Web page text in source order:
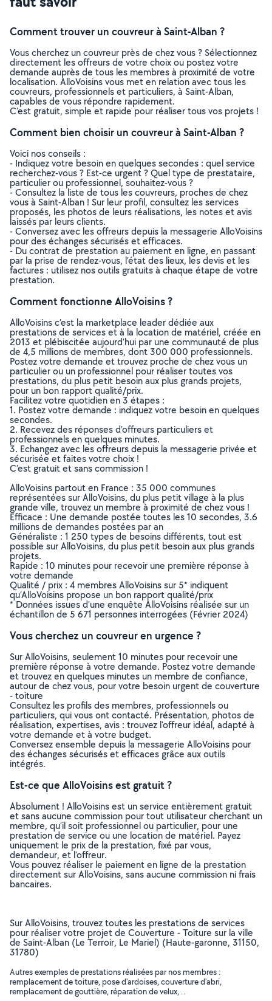
Comment trouver un couvreur à Saint-Alban ?
Vous cherchez un couvreur près de chez vous ? Sélectionnez
directement les offreurs de votre choix ou postez votre
demande auprès de tous les membres à proximité de votre
localisation. AlloVoisins vous met en relation avec tous les
couvreurs, professionnels et particuliers, à Saint-Alban,
capables de vous répondre rapidement.
C’est gratuit, simple et rapide pour réaliser tous vos projets !
Comment bien choisir un couvreur à Saint-Alban ?
Voici nos conseils :
- Indiquez votre besoin en quelques secondes : quel service
recherchez-vous ? Est-ce urgent ? Quel type de prestataire,
particulier ou professionnel, souhaitez-vous ?
- Consultez la liste de tous les couvreurs, proches de chez
vous à Saint-Alban ! Sur leur profil, consultez les services
proposés, les photos de leurs réalisations, les notes et avis
laissés par leurs clients.
- Conversez avec les offreurs depuis la messagerie AlloVoisins
pour des échanges sécurisés et efficaces.
- Du contrat de prestation au paiement en ligne, en passant
par la prise de rendez-vous, l’état des lieux, les devis et les
factures : utilisez nos outils gratuits à chaque étape de votre
prestation.
Comment fonctionne AlloVoisins ?
AlloVoisins c’est la marketplace leader dédiée aux
prestations de services et à la location de matériel, créée en
2013 et plébiscitée aujourd’hui par une communauté de plus
de 4,5 millions de membres, dont 300 000 professionnels.
Postez votre demande et trouvez proche de chez vous un
particulier ou un professionnel pour réaliser toutes vos
prestations, du plus petit besoin aux plus grands projets,
pour un bon rapport qualité/prix.
Facilitez votre quotidien en 3 étapes :
1. Postez votre demande : indiquez votre besoin en quelques
secondes.
2. Recevez des réponses d’offreurs particuliers et
professionnels en quelques minutes.
3. Echangez avec les offreurs depuis la messagerie privée et
sécurisée et faites votre choix !
C’est gratuit et sans commission !
AlloVoisins partout en France : 35 000 communes
représentées sur AlloVoisins, du plus petit village à la plus
grande ville, trouvez un membre à proximité de chez vous !
Efficace : Une demande postée toutes les 10 secondes, 3.6
millions de demandes postées par an
Généraliste : 1 250 types de besoins différents, tout est
possible sur AlloVoisins, du plus petit besoin aux plus grands
projets.
Rapide : 10 minutes pour recevoir une première réponse à
votre demande
Qualité / prix : 4 membres AlloVoisins sur 5* indiquent
qu’AlloVoisins propose un bon rapport qualité/prix
* Données issues d’une enquête AlloVoisins réalisée sur un
échantillon de 5 671 personnes interrogées (Février 2024)
Vous cherchez un couvreur en urgence ?
Sur AlloVoisins, seulement 10 minutes pour recevoir une
première réponse à votre demande. Postez votre demande
et trouvez en quelques minutes un membre de confiance,
autour de chez vous, pour votre besoin urgent de couverture
- toiture
Consultez les profils des membres, professionnels ou
particuliers, qui vous ont contacté. Présentation, photos de
réalisation, expertises, avis : trouvez l'offreur idéal, adapté à
votre demande et à votre budget.
Conversez ensemble depuis la messagerie AlloVoisins pour
des échanges sécurisés et efficaces grâce aux outils
intégrés.
Est-ce que AlloVoisins est gratuit ?
Absolument ! AlloVoisins est un service entièrement gratuit
et sans aucune commission pour tout utilisateur cherchant un
membre, qu’il soit professionnel ou particulier, pour une
prestation de service ou une location de matériel. Payez
uniquement le prix de la prestation, fixé par vous,
demandeur, et l’offreur.
Vous pouvez réaliser le paiement en ligne de la prestation
directement sur AlloVoisins, sans aucune commission ni frais
bancaires.
Sur AlloVoisins, trouvez toutes les prestations de services
pour réaliser votre projet de Couverture - Toiture sur la ville
de Saint-Alban (Le Terroir, Le Mariel) (Haute-garonne, 31150,
31780)
Autres exemples de prestations réalisées par nos membres :
remplacement de toiture, pose d'ardoises, couverture d'abri,
remplacement de gouttière, réparation de velux, ..